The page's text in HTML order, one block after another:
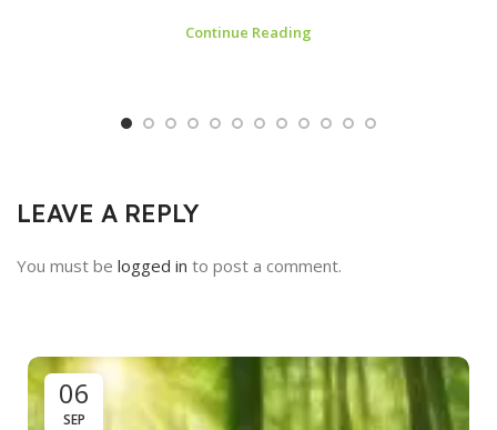
Continue Reading
LEAVE A REPLY
You must be logged in to post a comment.
06
SEP